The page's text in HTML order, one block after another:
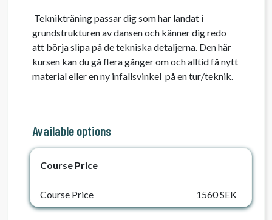
grundstrukturen av dansen och känner dig redo
att börja slipa på de tekniska detaljerna. Den här
kursen kan du gå flera gånger om och alltid få nytt
material eller en ny infallsvinkel  på en tur/teknik.
Available options
Course Price
Course Price 1560 SEK